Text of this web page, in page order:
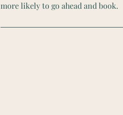
more likely to go ahead and book.